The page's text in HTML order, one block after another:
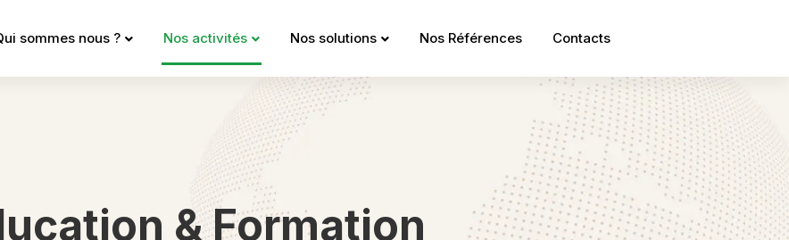
sommes nous ? Nos activités Nos solutions Nos Références Contacts
& Formation